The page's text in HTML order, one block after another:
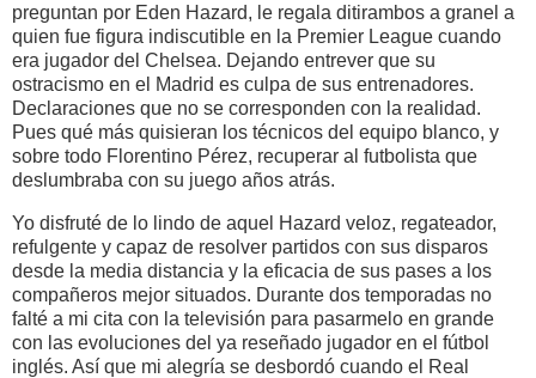
preguntan por Eden Hazard, le regala ditirambos a granel a
quien fue figura indiscutible en la Premier League cuando
era jugador del Chelsea. Dejando entrever que su
ostracismo en el Madrid es culpa de sus entrenadores.
Declaraciones que no se corresponden con la realidad.
Pues qué más quisieran los técnicos del equipo blanco, y
sobre todo Florentino Pérez, recuperar al futbolista que
deslumbraba con su juego años atrás.
Yo disfruté de lo lindo de aquel Hazard veloz, regateador,
refulgente y capaz de resolver partidos con sus disparos
desde la media distancia y la eficacia de sus pases a los
compañeros mejor situados. Durante dos temporadas no
falté a mi cita con la televisión para pasarmelo en grande
con las evoluciones del ya reseñado jugador en el fútbol
inglés. Así que mi alegría se desbordó cuando el Real